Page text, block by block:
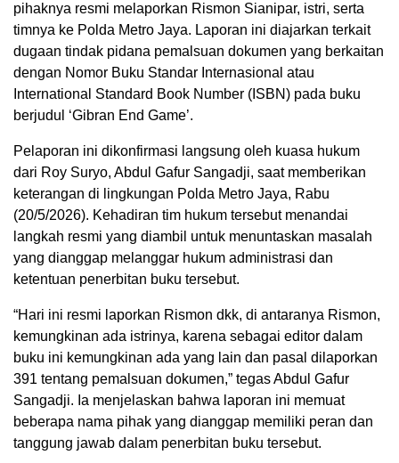
pihaknya resmi melaporkan Rismon Sianipar, istri, serta
timnya ke Polda Metro Jaya. Laporan ini diajarkan terkait
dugaan tindak pidana pemalsuan dokumen yang berkaitan
dengan Nomor Buku Standar Internasional atau
International Standard Book Number (ISBN) pada buku
berjudul ‘Gibran End Game’.
Pelaporan ini dikonfirmasi langsung oleh kuasa hukum
dari Roy Suryo, Abdul Gafur Sangadji, saat memberikan
keterangan di lingkungan Polda Metro Jaya, Rabu
(20/5/2026). Kehadiran tim hukum tersebut menandai
langkah resmi yang diambil untuk menuntaskan masalah
yang dianggap melanggar hukum administrasi dan
ketentuan penerbitan buku tersebut.
“Hari ini resmi laporkan Rismon dkk, di antaranya Rismon,
kemungkinan ada istrinya, karena sebagai editor dalam
buku ini kemungkinan ada yang lain dan pasal dilaporkan
391 tentang pemalsuan dokumen,” tegas Abdul Gafur
Sangadji. Ia menjelaskan bahwa laporan ini memuat
beberapa nama pihak yang dianggap memiliki peran dan
tanggung jawab dalam penerbitan buku tersebut.